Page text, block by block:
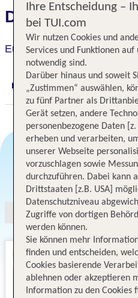
Das erwartet Sie
Eureka Hotel
Digitaler und
Ihre Entscheidung –
bei TUI.com
Wir nutzen Cookies und
Services und Funktionen
notwendig sind.
Darüber hinaus und soweit
„Zustimmen“ auswählen,
zu fünf Partner als
Gerät setzen, andere
personenbezogene Daten
erheben und verarbeiten,
unserer Webseite
vorzuschlagen sowie
durchzuführen. Dabei kann
Drittstaaten [z.B. USA]
Datenschutzniveau
Zugriffe von dortigen
werden können.
Sie können mehr
finden und entscheiden,
Cookies basierende
ablehnen oder akzeptieren
Information zu den Cookies